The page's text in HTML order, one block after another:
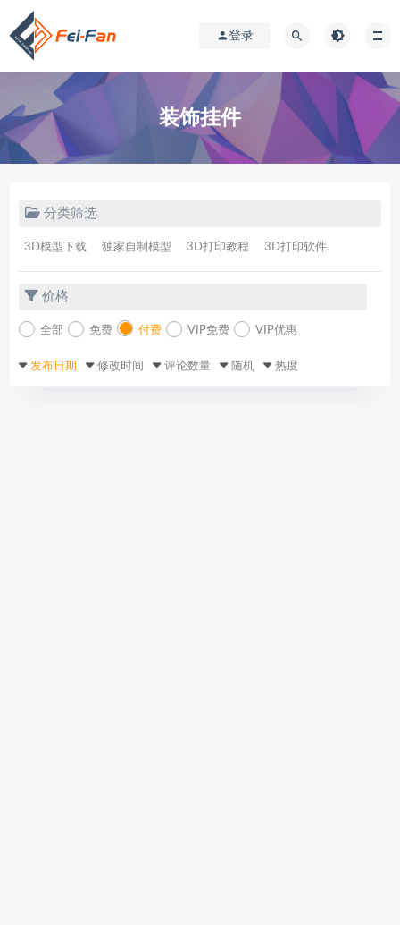
登录
装饰挂件
分类筛选
3D模型下载 独家自制模型 3D打印教程 3D打印软件
价格
全部 免费 付费 VIP免费 VIP优惠
发布日期 修改时间 评论数量 随机 热度